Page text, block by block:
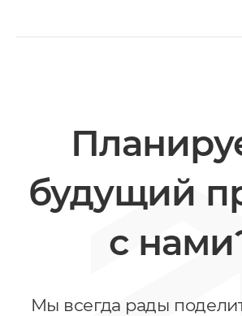
будущий
с
Мы всегда рады